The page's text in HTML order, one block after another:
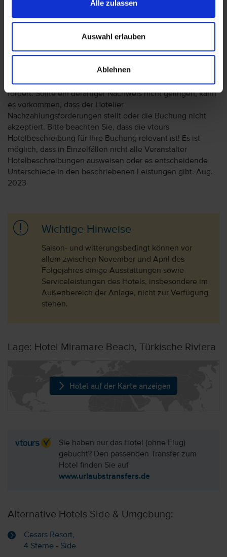
Alle zulassen
Auswahl erlauben
Ablehnen
Wir möchten Sie darauf aufmerksam machen, dass Sie am
Ankunftstag ab 15 Uhr (örtliche Abweichung vorbehalten) in
Ihr Hotel einchecken können. An Ihrem Abreisetag können
Sie Ihr Zimmer bis 11 Uhr (örtliche Abweichung vorbehalten)
Buchungen vorkommen kann, dass der Hotelier einen
Nachweis der Anreise aus einem EU-Land oder der Schweiz
fordert. Sollte ein derartiger Nachweis nicht gelingen, kann
es vorkommen, dass der Hotelier
Nachzahlungsforderungen stellt oder die Buchung nicht
akzeptiert. Bitte beachten Sie, dass die vtours
Hotelbeschreibung für Ihre Buchung relevant ist! Es ist
möglich, dass in Einzelfällen nicht alle Veranstalter
Hotelbeschreibungen ausweisen oder es entscheidende
Unterschiede in den beschriebenen Leistungen gibt. Aug.
2023
Wichtige Hinweise
Saison- und witterungsbedingt können vor
allem zwischen November und April des
Folgejahres einige Ausstattungen sowie
Serviceleistungen des Hotels, insbesondere im
Außenbereich der Anlage, nicht zur Verfügung
stehen.
Lage: Hotel Miramare Beach, Türkische Riviera
Hotel auf der Karte anzeigen
Sie haben nur das Hotel (ohne Flug)
gebucht? Den passenden Transfer zum
Hotel finden Sie auf
www.urlaubstransfers.de
Alternative Hotels Side & Umgebung:
Cesars Resort,
4 Sterne - Side